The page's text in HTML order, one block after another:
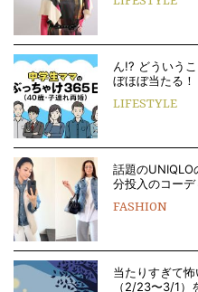
ん!? どういう
ぼほぼ当たる
LIFESTYLE
話題のUNIQLO
分投入のコーデ
FASHION
当たりすぎて
（2/23〜3/1）